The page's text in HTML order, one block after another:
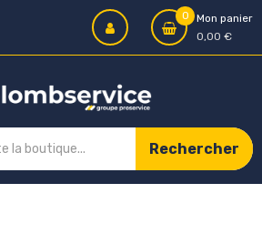
0
Mon panier
0,00 €
Rechercher